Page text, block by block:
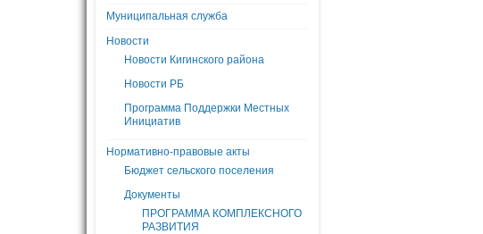
Муниципальная служба
Новости
Новости Кигинского района
Новости РБ
Программа Поддержки Местных
Инициатив
Нормативно-правовые акты
Бюджет сельского поселения
Документы
ПРОГРАММА КОМПЛЕКСНОГО
РАЗВИТИЯ